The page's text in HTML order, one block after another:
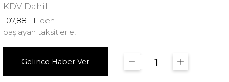
KDV Dahil
107,88 TL den
başlayan taksitlerle!
Gelince Haber Ver